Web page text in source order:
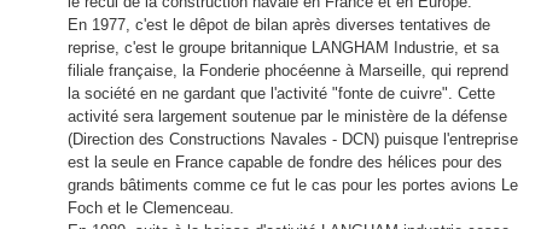
En 1977, c'est le dêpot de bilan après diverses tentatives de
reprise, c'est le groupe britannique LANGHAM Industrie, et sa
filiale française, la Fonderie phocéenne à Marseille, qui reprend
la société en ne gardant que l'activité "fonte de cuivre". Cette
activité sera largement soutenue par le ministère de la défense
(Direction des Constructions Navales - DCN) puisque l'entreprise
est la seule en France capable de fondre des hélices pour des
grands bâtiments comme ce fut le cas pour les portes avions Le
Foch et le Clemenceau.